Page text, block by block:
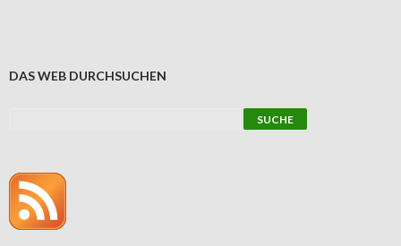
DAS WEB DURCHSUCHEN